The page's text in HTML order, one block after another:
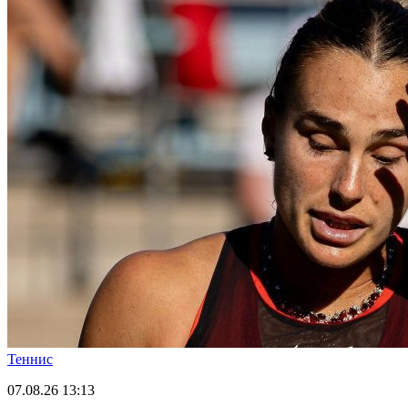
Теннис
07.08.26 13:13